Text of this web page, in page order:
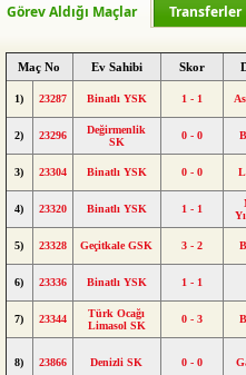
Görev Aldığı Maçlar Transferler
Maç No Ev Sahibi Skor
1) 23287 Binatlı YSK 1 - 1
2) 23296
Değirmenlik
SK
0 - 0
3) 23304 Binatlı YSK 0 - 0
4) 23320 Binatlı YSK 1 - 1
5) 23328 Geçitkale GSK 3 - 2
6) 23336 Binatlı YSK 1 - 1
7) 23344
Türk Ocağı
Limasol SK
0 - 3
8) 23866 Denizli SK 0 - 0